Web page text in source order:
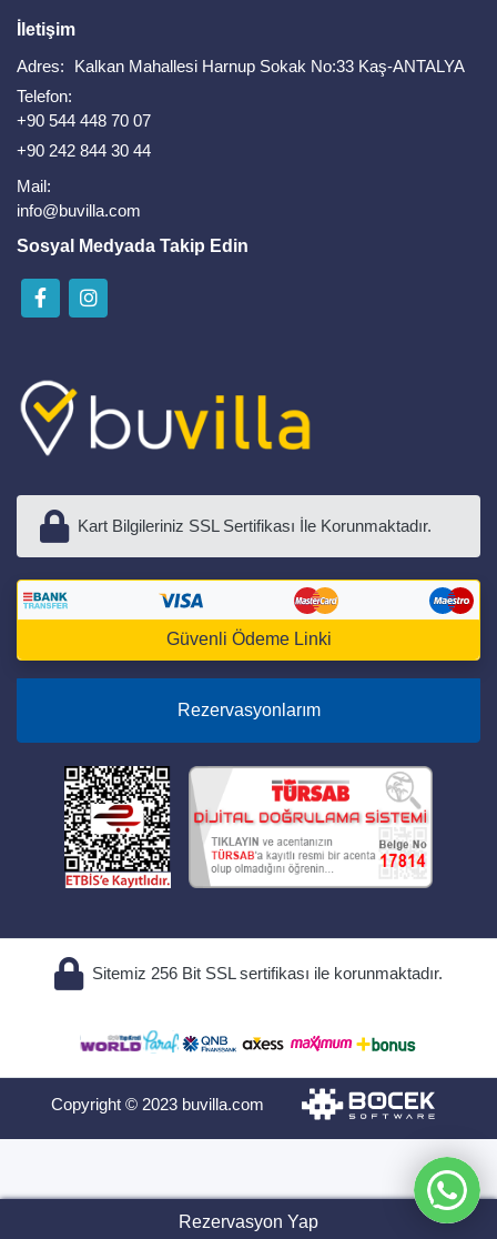
İletişim
Adres:
Kalkan Mahallesi Harnup Sokak No:33 Kaş-ANTALYA
Telefon:
+90 544 448 70 07
+90 242 844 30 44
Mail:
info@buvilla.com
Sosyal Medyada Takip Edin
Kart Bilgileriniz SSL Sertifikası İle Korunmaktadır.
Güvenli Ödeme Linki
Rezervasyonlarım
Sitemiz 256 Bit SSL sertifikası ile korunmaktadır.
Copyright © 2023 buvilla.com
Rezervasyon Yap